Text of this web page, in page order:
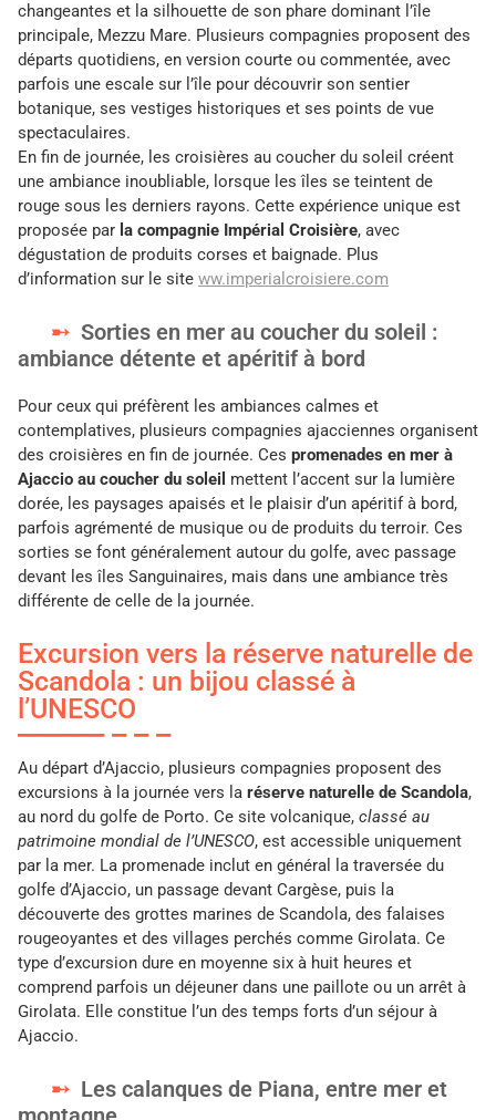
changeantes et la silhouette de son phare dominant l’île
principale, Mezzu Mare. Plusieurs compagnies proposent des
départs quotidiens, en version courte ou commentée, avec
parfois une escale sur l’île pour découvrir son sentier
botanique, ses vestiges historiques et ses points de vue
spectaculaires.
En fin de journée, les croisières au coucher du soleil créent
une ambiance inoubliable, lorsque les îles se teintent de
rouge sous les derniers rayons. Cette expérience unique est
proposée par la compagnie Impérial Croisière, avec
dégustation de produits corses et baignade. Plus
d’information sur le site ww.imperialcroisiere.com
Sorties en mer au coucher du soleil :
ambiance détente et apéritif à bord
Pour ceux qui préfèrent les ambiances calmes et
contemplatives, plusieurs compagnies ajacciennes organisent
des croisières en fin de journée. Ces promenades en mer à
Ajaccio au coucher du soleil mettent l’accent sur la lumière
dorée, les paysages apaisés et le plaisir d’un apéritif à bord,
parfois agrémenté de musique ou de produits du terroir. Ces
sorties se font généralement autour du golfe, avec passage
devant les îles Sanguinaires, mais dans une ambiance très
différente de celle de la journée.
Excursion vers la réserve naturelle de
Scandola : un bijou classé à
l’UNESCO
Au départ d’Ajaccio, plusieurs compagnies proposent des
excursions à la journée vers la réserve naturelle de Scandola,
au nord du golfe de Porto. Ce site volcanique, classé au
patrimoine mondial de l’UNESCO, est accessible uniquement
par la mer. La promenade inclut en général la traversée du
golfe d’Ajaccio, un passage devant Cargèse, puis la
découverte des grottes marines de Scandola, des falaises
rougeoyantes et des villages perchés comme Girolata. Ce
type d’excursion dure en moyenne six à huit heures et
comprend parfois un déjeuner dans une paillote ou un arrêt à
Girolata. Elle constitue l’un des temps forts d’un séjour à
Ajaccio.
Les calanques de Piana, entre mer et